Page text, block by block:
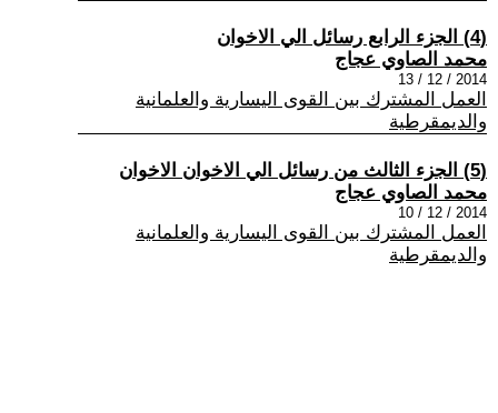
(4) الجزء الرابع رسائل الي الاخوان
محمد الصاوي عجاج
2014 / 12 / 13
العمل المشترك بين القوى اليسارية والعلمانية
والديمقرطية
(5) الجزء الثالث من رسائل الي الاخوان الاخوان
محمد الصاوي عجاج
2014 / 12 / 10
العمل المشترك بين القوى اليسارية والعلمانية
والديمقرطية